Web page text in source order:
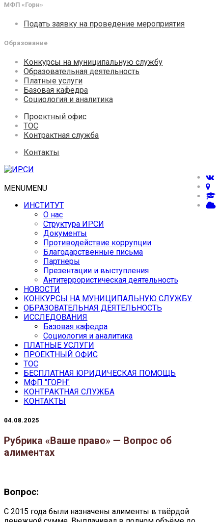
МФП «Горн»
Подать заявку на проведение мероприятия
Образование
Конкурсы на муниципальную службу
Образовательная деятельность
Платные услуги
Базовая кафедра
Социология и аналитика
Проектный офис
ТОС
Контрактная служба
Контакты
MENUMENU
ИНСТИТУТ
О нас
Структура ИРСИ
Документы
Противодействие коррупции
Благодарственные письма
Партнеры
Презентации и выступления
Антитеррористическая деятельность
НОВОСТИ
КОНКУРСЫ НА МУНИЦИПАЛЬНУЮ СЛУЖБУ
ОБРАЗОВАТЕЛЬНАЯ ДЕЯТЕЛЬНОСТЬ
ИССЛЕДОВАНИЯ
Базовая кафедра
Социология и аналитика
ПЛАТНЫЕ УСЛУГИ
ПРОЕКТНЫЙ ОФИС
ТОС
БЕСПЛАТНАЯ ЮРИДИЧЕСКАЯ ПОМОЩЬ
МФП "ГОРН"
КОНТРАКТНАЯ СЛУЖБА
КОНТАКТЫ
04.08.2025
Рубрика «Ваше право» — Вопрос об
алиментах
Вопрос:
С 2015 года были назначены алименты в твёрдой